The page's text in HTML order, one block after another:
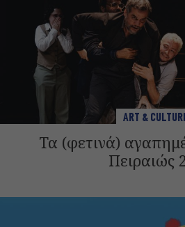
ART &
Τα (φετινά)
Πειραιώς